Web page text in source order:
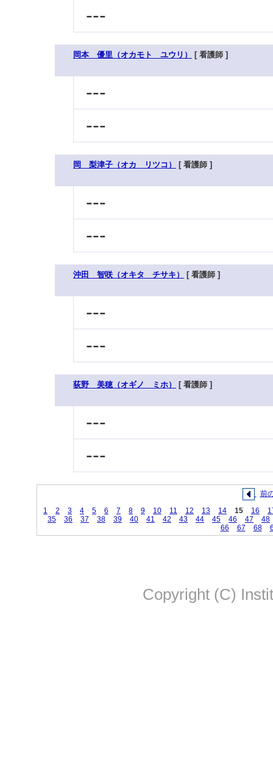
---
岡本 優里（オカモト ユウリ） [ 看護師 ]
---
---
岡 梨津子（オカ リツコ） [ 看護師 ]
---
---
沖田 智咲（オキタ チサキ） [ 看護師 ]
---
---
荻野 美穂（オギノ ミホ） [ 看護師 ]
---
---
前
1
2 3 4 5 6 7 8 9 10 11 12 13 14 15 16
35
36 37 38 39 40 41 42 43 44 45 46 47
48
66
67 68
Copyright (C)